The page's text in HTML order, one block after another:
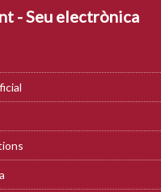
- Seu electrònica